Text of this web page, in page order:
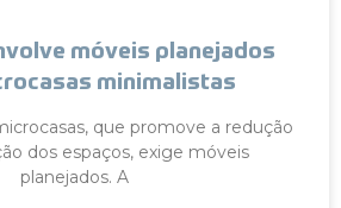
móveis planejados
minimalistas
que promove a redução
dos espaços, exige móveis
planejados. A